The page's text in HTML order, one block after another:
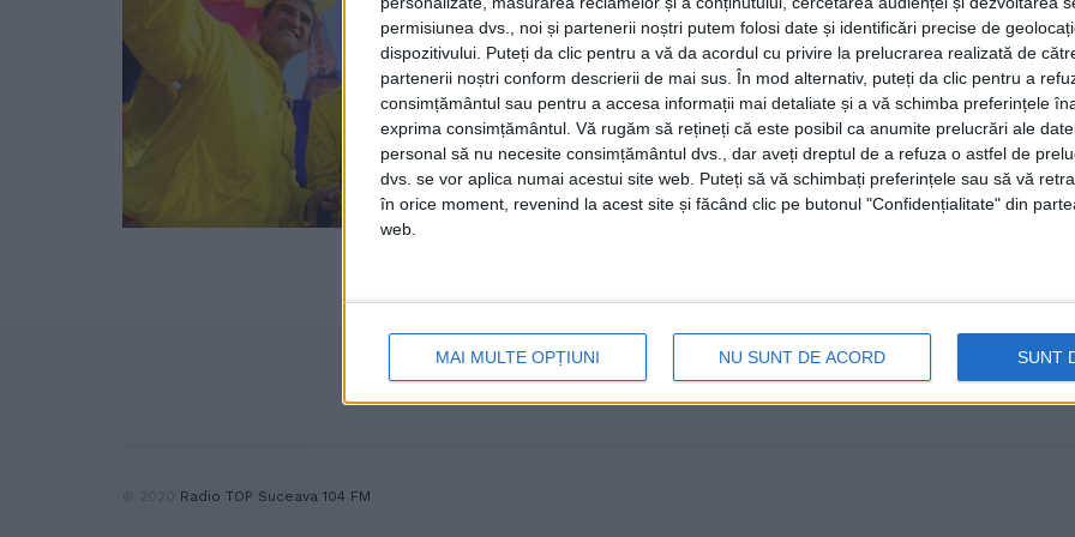
permisiunea dvs., noi și partenerii noștri putem folosi date și identificări precise de
dispozitivului. Puteți da clic pentru a vă da acordul cu privire la prelucrarea realizată de
partenerii noștri conform descrierii de mai sus. În mod alternativ, puteți da clic pentru a
consimțământul sau pentru a accesa informații mai detaliate și a vă schimba preferințele
exprima consimțământul. Vă rugăm să rețineți că este posibil ca anumite prelucrări ale
personal să nu necesite consimțământul dvs., dar aveți dreptul de a refuza o astfel de
dvs. se vor aplica numai acestui site web. Puteți să vă schimbați preferințele sau să vă
în orice moment, revenind la acest site și făcând clic pe butonul "Confidențialitate" din
web.
MAI MULTE OPȚIUNI NU SUNT DE ACORD SUNT
a Jocurilor Olimpice
27 IULIE, 2024
Conform CNN, canotorii suceveni Ionela Cozmiuc și
care a purtat drapelul unei țări la ...
Radio TOP Suceava 104 FM